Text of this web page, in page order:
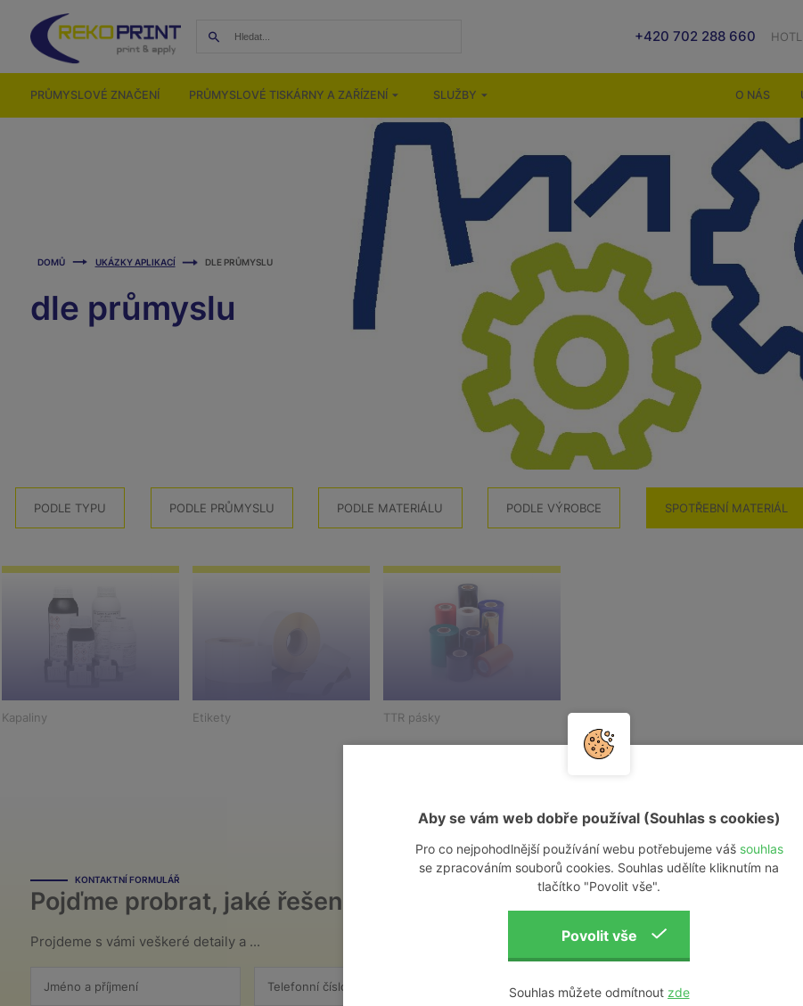
+420 702 288 660
PRŮMYSLOVÉ ZNAČENÍ PRŮMYSLOVÉ TISKÁRNY A ZAŘÍZENÍ SLUŽBY O NÁS
DOMŮ UKÁZKY APLIKACÍ DLE PRŮMYSLU
dle průmyslu
PODLE TYPU PODLE PRŮMYSLU PODLE MATERIÁLU PODLE VÝROBCE SPOTŘEBNÍ MATERIÁL
Kapaliny Etikety TTR pásky
KONTAKTNÍ FORMULÁŘ
Pojďme probrat, jaké řešení bude pro vás nejvhodnější
Projdeme s vámi veškeré detaily a ...
Jméno a příjmení Telefonní číslo E-mail
Aby se vám web dobře používal (Souhlas s cookies)
Pro co nejpohodlnější používání webu potřebujeme váš souhlas
se zpracováním souborů cookies. Souhlas udělíte kliknutím na
tlačítko "Povolit vše".
Souhlas můžete odmítnout